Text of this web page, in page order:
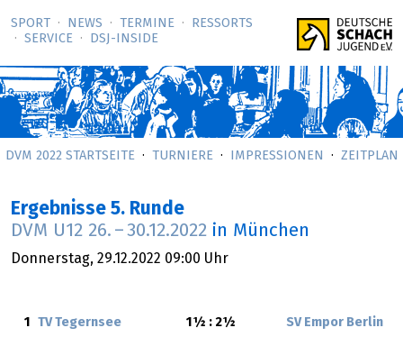
SPORT NEWS TERMINE
RESSORTS
SERVICE
DSJ-­INSIDE
DVM 2022 STARTSEITE TURNIERE IMPRESSIONEN ZEITPLAN
Ergebnisse 5. Runde
DVM U12 26. – 30.12.2022 in München
Donnerstag, 29.12.2022 09:00 Uhr
1 TV Tegernsee 1½ : 2½ SV Empor Berlin